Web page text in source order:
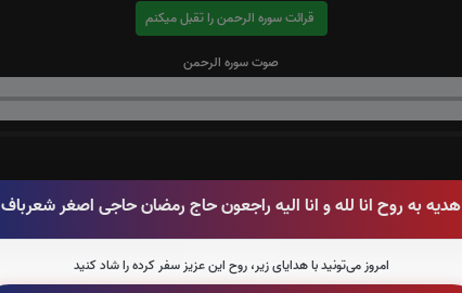
هدیه به روح انا لله و انا الیه راجعون حاج رمضان حاجی اصغر شعرباف
امروز می‌تونید با هدایای زیر، روح این عزیز سفر کرده را شاد کنید
قرائت سوره الرحمن را تقبل میکنم
صوت سوره الرحمن
قرائت سوره یاسین را تقبل میکنم
صوت سوره یاسین